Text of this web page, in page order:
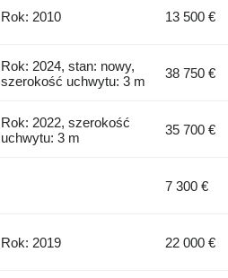
Rok: 2010 13 500 €
Rok: 2024, stan: nowy,
szerokość uchwytu: 3 m
38 750 €
Rok: 2022, szerokość
uchwytu: 3 m
35 700 €
7 300 €
Rok: 2019 22 000 €